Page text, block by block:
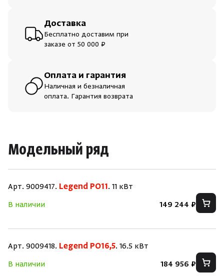
Доставка
Бесплатно доставим при
заказе от 50 000 ₽
Оплата и гарантия
Наличная и безналичная
оплата. Гарантия возврата
Модельный ряд
Арт. 9009417. Legend PO11. 11 кВт
В наличии
149 244 ₽
Арт. 9009418. Legend PO16,5. 16.5 кВт
В наличии
184 956 ₽
Скрыть/
Скрыть/
Зарегистрироваться